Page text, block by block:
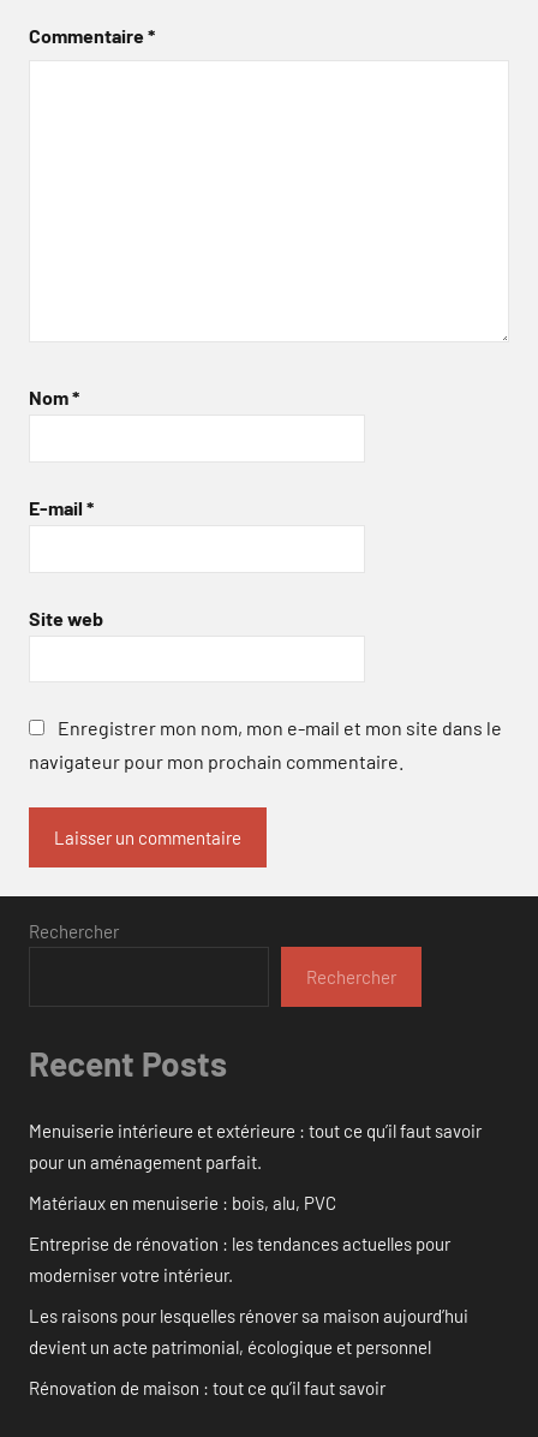
Commentaire*
Nom*
E-mail *
Site web
Enregistrer mon nom, mon e-mail et mon site dans le
navigateur pour mon prochain commentaire.
Rechercher
Rechercher
Recent Posts
Menuiserie intérieure et extérieure : tout ce qu’il faut savoir
pour un aménagement parfait.
Matériaux en menuiserie : bois, alu, PVC
Entreprise de rénovation : les tendances actuelles pour
moderniser votre intérieur.
Les raisons pour lesquelles rénover sa maison aujourd’hui
devient un acte patrimonial, écologique et personnel
Rénovation de maison : tout ce qu’il faut savoir